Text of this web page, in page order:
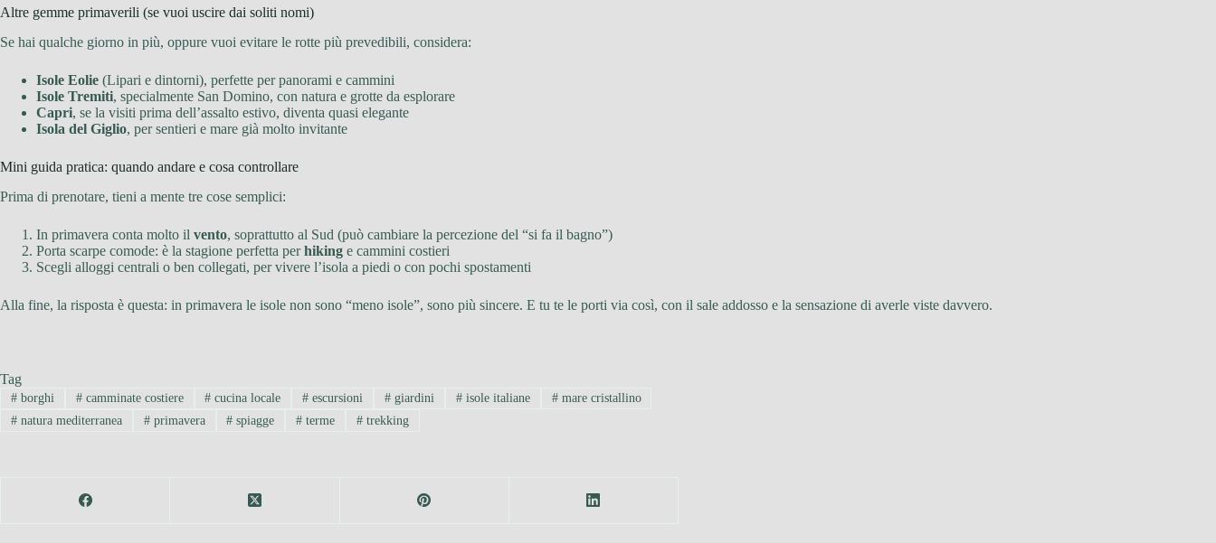
Altre gemme primaverili (se vuoi uscire dai soliti nomi)
Se hai qualche giorno in più, oppure vuoi evitare le rotte più prevedibili, considera:
Isole Eolie (Lipari e dintorni), perfette per panorami e cammini
Isole Tremiti, specialmente San Domino, con natura e grotte da esplorare
Capri, se la visiti prima dell’assalto estivo, diventa quasi elegante
Isola del Giglio, per sentieri e mare già molto invitante
Mini guida pratica: quando andare e cosa controllare
Prima di prenotare, tieni a mente tre cose semplici:
In primavera conta molto il vento, soprattutto al Sud (può cambiare la percezione del “si fa il bagno”)
Porta scarpe comode: è la stagione perfetta perhiking e cammini costieri
Scegli alloggi centrali o ben collegati, per vivere l’isola a piedi o con pochi spostamenti
Alla fine, la risposta è questa: in primavera le isole non sono “meno isole”, sono più sincere. E tu te le porti via così, con il sale addosso e la sensazione di averle viste davvero.
Tag
#borghi #camminate costiere # cucina locale # escursioni # giardini #isole italiane #mare cristallino
#natura mediterranea #primavera # spiagge # terme # trekking